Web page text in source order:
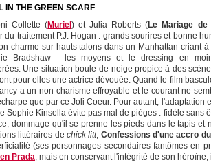
IN THE GREEN SCARF
Collette (Muriel) et Julia Roberts (Le Mariage
du traitement P.J. Hogan : grands sourires et bonne
charme sur hauts talons dans un Manhattan criant
Bradshaw - les moyens et le dressing en
Une situation boule-de-neige propice à des
pour elles une actrice dévouée. Quand le film
a un non-charisme effroyable et le courant ne
que par ce Joli Coeur. Pour autant, l'adaptation
Sophie Kinsella évite pas mal de pièges : fidèle
dommage qu'il se prenne les pieds dans le tapis et
littéraires de chick litt, Confessions d'une accro
(ses personnages secondaires fantômes en
Prada, mais en conservant l'intégrité de son